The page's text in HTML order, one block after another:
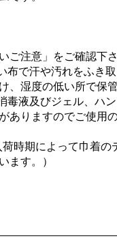
ご注意」をご確認下さ
布で汗や汚れをふき
、湿度の低い所で保
毒液及びジェル、ハ
ありますのでご使用
時期によって巾着の
ます。）